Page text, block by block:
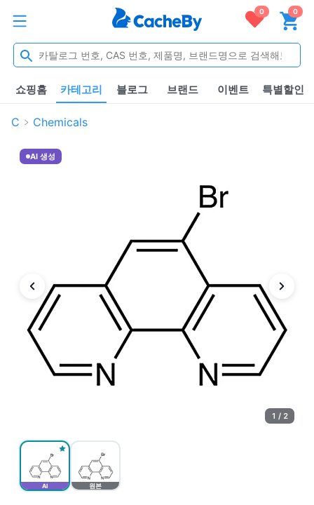
0 0
쇼핑홈 카테고리 블로그 브랜드 이벤트 특별할인
C Chemicals
AI 원본
AI 생성
1 / 2